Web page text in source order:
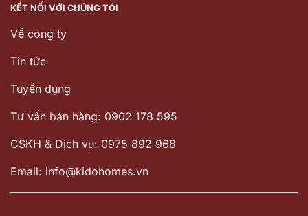
KẾT NỐI VỚI CHÚNG TÔI
Về công ty
Tin tức
Tuyển dụng
Tư vấn bán hàng: 0902 178 595
CSKH & Dịch vụ: 0975 892 968
Email: info@kidohomes.vn